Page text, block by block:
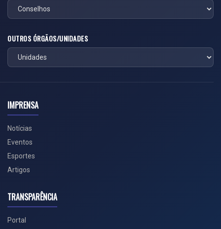
OUTROS ÓRGÃOS/UNIDADES
IMPRENSA
Notícias
Eventos
Esportes
Artigos
TRANSPARÊNCIA
Portal